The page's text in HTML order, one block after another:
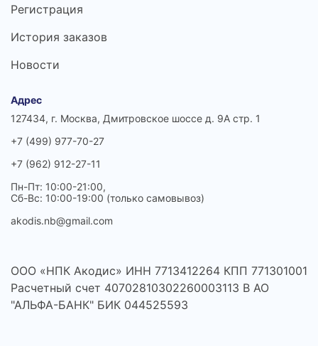
Регистрация
История заказов
Новости
Адрес
127434, г. Москва, Дмитровское шоссе д. 9А стр. 1
+7 (499) 977-70-27
+7 (962) 912-27-11
Пн-Пт: 10:00-21:00,
Сб-Вс: 10:00-19:00 (только самовывоз)
akodis.nb@gmail.com
ООО «НПК Акодис» ИНН 7713412264 КПП 771301001
Расчетный счет 40702810302260003113 В АО
"АЛЬФА-БАНК" БИК 044525593